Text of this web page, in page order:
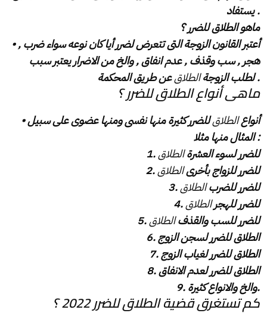
يستفاد .
‎ماهو الطلاق للضرر ؟
‎• أعتبر القانون الزوجة التى تتعرض لضرر أيا كان نوعه سواء ضرب ,
هجر , سب وقذف , عدم انفاق , والخ من الاضرار يعتبر سبب
لطلب الزوجةالطلاق عن طريق المحكمة .
‎ماهى أنواع الطلاق للضرر ؟
‎• أنواعالطلاقللضرر كثيرة منها نفسى ومنها عضوى على سبيل
المثال منها مثلا :
‎1.الطلاقللضرر لسوء العشرة
‎2.الطلاقللضرر للزواج بأخرى
‎3.الطلاقللضرر للضرب
‎4.الطلاق للضرر للهجر
‎5.الطلاقللضرر للسب والقذف
‎6. الطلاق للضرر لسجن الزوج
‎7. الطلاق للضرر لغياب الزوج
‎8. الطلاق للضرر لعدم الانفاق
‎9. والخ والانواع كثيرة.
‎كم تستغرق قضية الطلاق للضرر 2022 ؟